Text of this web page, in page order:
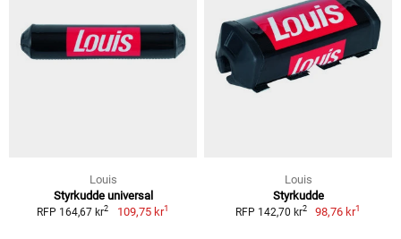
Louis
Styrkudde universal
RFP 164,67 kr2 109,75 kr1
Louis
Styrkudde
RFP 142,70 kr2 98,76 kr1